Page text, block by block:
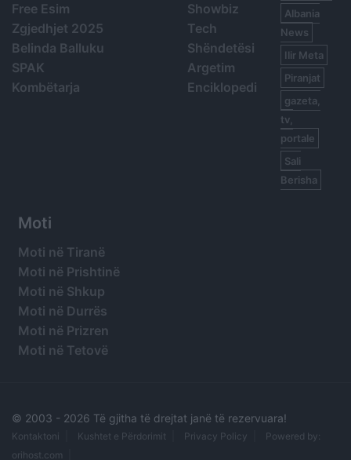
Free Esim
Zgjedhjet 2025
Belinda Balluku
SPAK
Kombëtarja
Showbiz
Tech
Shëndetësi
Argetim
Enciklopedi
Albania
News
Ilir Meta
Piranjat
gazeta,
tv,
portale
Sali
Berisha
Moti
Moti në Tiranë
Moti në Prishtinë
Moti në Shkup
Moti në Durrës
Moti në Prizren
Moti në Tetovë
© 2003 - 2026 Të gjitha të drejtat janë të rezervuara!
Kontaktoni Kushtet e Përdorimit Privacy Policy
Powered by:
orihost.com